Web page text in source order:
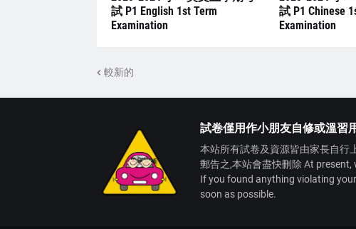
試 P1 English 1st Term
Examination
試 P1 Chinese
Examination
較新的
試卷僅用作小朋友自修或溫習
本站所有試卷及資源皆由家長自行
郵告之,本站會盡快刪除 At
If you found anything violating
soon as possible.